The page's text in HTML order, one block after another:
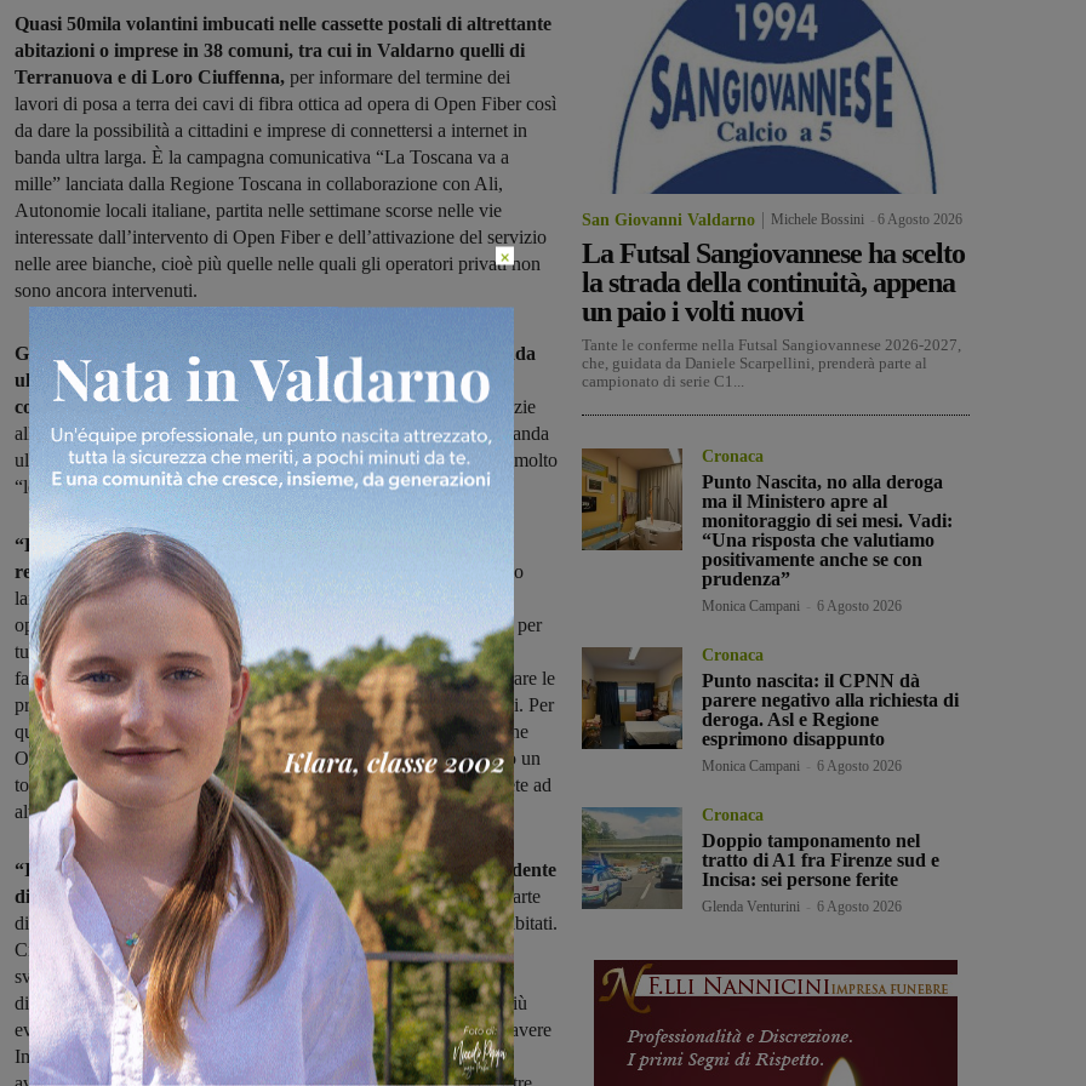
Quasi 50mila volantini imbucati nelle cassette postali di altrettante
abitazioni o imprese in 38 comuni, tra cui in Valdarno quelli di
Terranuova e di Loro Ciuffenna, per informare del termine dei
lavori di posa a terra dei cavi di fibra ottica ad opera di Open Fiber così
da dare la possibilità a cittadini e imprese di connettersi a internet in
banda ultra larga. È la campagna comunicativa “La Toscana va a
mille” lanciata dalla Regione Toscana in collaborazione con Ali,
Autonomie locali italiane, partita nelle settimane scorse nelle vie
interessate dall’intervento di Open Fiber e dell’attivazione del servizio
nelle aree bianche, cioè più quelle nelle quali gli operatori privati non
sono ancora intervenuti.
Gli utenti di queste zone potranno quindi connettersi alla banda
ultra larga e migliorare così in maniera notevolissima la loro
connettività,finora spesso impossibile. A Terranuova e Loro, grazie
alla posa di nuova fibra ottica, sono state raggiunte da internet a banda
ultra larga zone che invece navigavano sul web a velocità ancora molto
“lente”.
“Dopo questa prima tranche di lavori – spiega l’assessore
regionale alle infrastrutture digitali, Stefano Ciuoffo
– abbiamo
lanciato la campagna informativa su questa nuova straordinaria
opportunità, che abbiamo in programma di far diventare ordinaria per
tutti i toscani. Invitiamo quindi le quasi 50.000 potenziali utenze,
famiglie e imprese, a cogliere questa opportunità al fine di migliorare le
prestazioni dei loro dispositivi e a rendersi maggiormente connessi. Per
questo abbiamo investito 25,7 milioni di euro, facendo in modo che
Open Fiber o Infratel, che ringrazio per il lavoro svolto, posassero un
totale di 1.213 chilometri di cavi di fibra ottica connettendo alla rete ad
alta velocità tantissime frazioni finora scarsamente collegate”.
“Il territorio della Toscana – afferma Francesco Casini, presidente
di ALI Toscana e Sindaco di Bagno a Ripoli –è fatto in gran parte
di piccoli comuni, aree interne, zone distanti dai principali centri abitati.
Crediamo che tutte le aree debbano avere le stesse opportunità di
sviluppo; questo è possibile anche grazie alla infrastrutturazione
digitale con banda ultralarga. La fase pandemica ha reso ancora più
evidente quanto sia determinante, anche nelle attività quotidiane, avere
Internet ad alta velocità. Ma non basta concludere i tanti cantieri e
San Giovanni Valdarno Michele Bossini 6 Agosto 2026
La Futsal Sangiovannese ha scelto
la strada della continuità, appena
un paio i volti nuovi
Tante le conferme nella Futsal Sangiovannese 2026-2027,
che, guidata da Daniele Scarpellini, prenderà parte al
campionato di serie C1...
Cronaca
Punto Nascita, no alla deroga
ma il Ministero apre al
monitoraggio di sei mesi. Vadi:
“Una risposta che valutiamo
positivamente anche se con
prudenza”
Monica Campani 6 Agosto 2026
Cronaca
Punto nascita: il CPNN dà
parere negativo alla richiesta di
deroga. Asl e Regione
esprimono disappunto
Monica Campani 6 Agosto 2026
Cronaca
Doppio tamponamento nel
tratto di A1 fra Firenze sud e
Incisa: sei persone ferite
Glenda Venturini 6 Agosto 2026
×